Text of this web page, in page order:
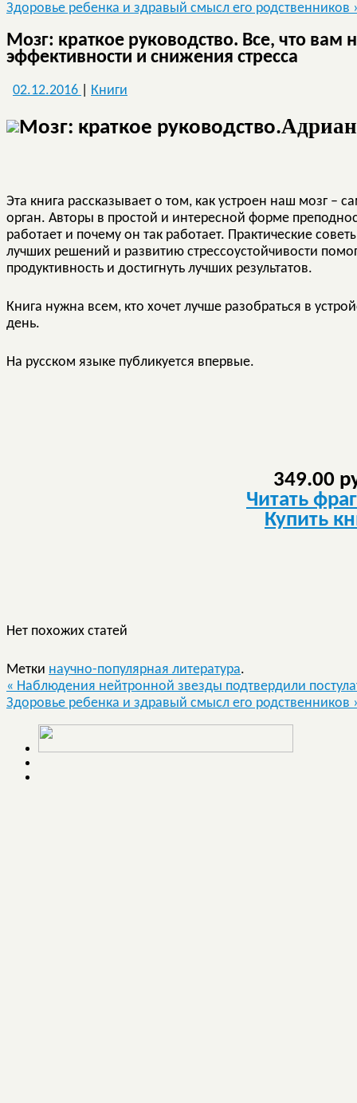
Здоровье ребенка и здравый смысл его родственников
Мозг: краткое руководство. Все, что
эффективности и снижения стресса
02.12.2016 Книги
Эта книга рассказывает о том, как устроен наш мозг –
орган. Авторы в простой и интересной форме
работает и почему он так работает. Практические
лучших решений и развитию стрессоустойчивости
продуктивность и достигнуть лучших результатов.
Книга нужна всем, кто хочет лучше разобраться в
день.
На русском языке публикуется впервые.
349.00
Читать
Купить
Нет похожих статей
Метки научно-популярная литература.
« Наблюдения нейтронной звезды подтвердили
Здоровье ребенка и здравый смысл его родственников